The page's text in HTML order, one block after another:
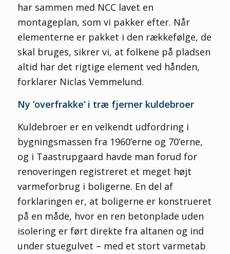
har sammen med NCC lavet en
montageplan, som vi pakker efter. Når
elementerne er pakket i den rækkefølge, de
skal bruges, sikrer vi, at folkene på pladsen
altid har det rigtige element ved hånden,
forklarer Niclas Vemmelund.
Ny ’overfrakke’ i træ fjerner kuldebroer
Kuldebroer er en velkendt udfordring i
bygningsmassen fra 1960’erne og 70’erne,
og i Taastrupgaard havde man forud for
renoveringen registreret et meget højt
varmeforbrug i boligerne. En del af
forklaringen er, at boligerne er konstrueret
på en måde, hvor en ren betonplade uden
isolering er ført direkte fra altanen og ind
under stuegulvet – med et stort varmetab